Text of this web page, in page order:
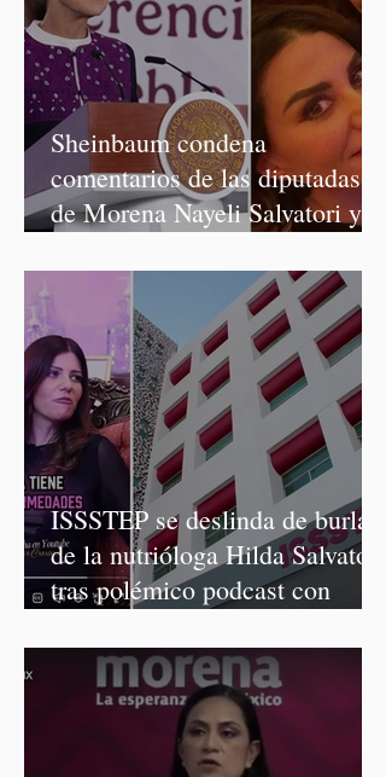
Sheinbaum condena
comentarios de las diputadas
de Morena Nayeli Salvatori y
ISSSTEP se deslinda de burlas
de la nutrióloga Hilda Salvatori
tras polémico podcast con